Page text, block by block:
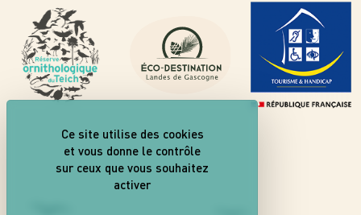
Ce site utilise des cookies
et vous donne le contrôle
sur ceux que vous souhaitez
activer